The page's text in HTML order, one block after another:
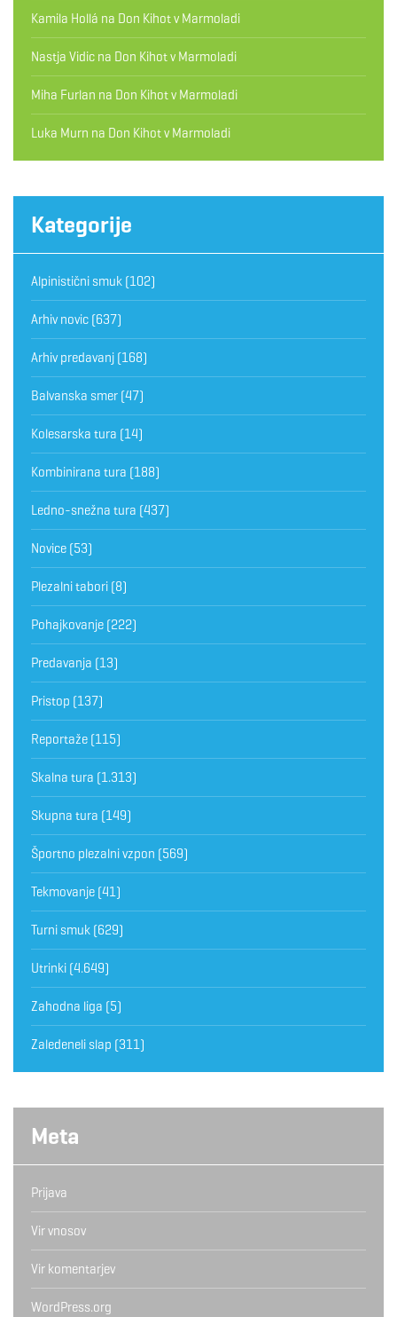
Kamila Hollá na Don Kihot v Marmoladi
Nastja Vidic na Don Kihot v Marmoladi
Miha Furlan na Don Kihot v Marmoladi
Luka Murn na Don Kihot v Marmoladi
Kategorije
Alpinistični smuk (102)
Arhiv novic (637)
Arhiv predavanj (168)
Balvanska smer (47)
Kolesarska tura (14)
Kombinirana tura (188)
Ledno-snežna tura (437)
Novice (53)
Plezalni tabori (8)
Pohajkovanje (222)
Predavanja (13)
Pristop (137)
Reportaže (115)
Skalna tura (1.313)
Skupna tura (149)
Športno plezalni vzpon (569)
Tekmovanje (41)
Turni smuk (629)
Utrinki (4.649)
Zahodna liga (5)
Zaledeneli slap (311)
Meta
Prijava
Vir vnosov
Vir komentarjev
WordPress.org